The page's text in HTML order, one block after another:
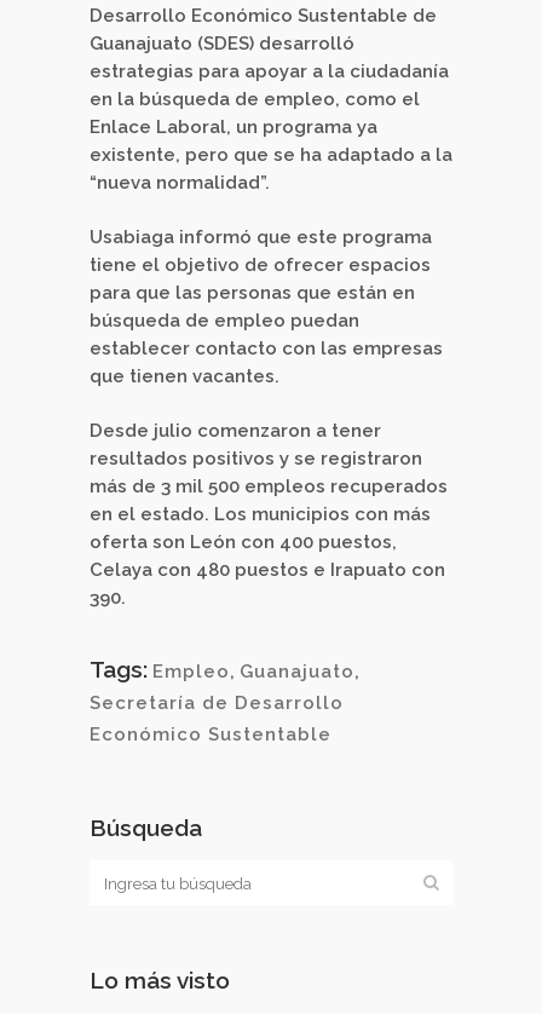
Desarrollo Económico Sustentable de
Guanajuato (SDES) desarrolló
estrategias para apoyar a la ciudadanía
en la búsqueda de empleo, como el
Enlace Laboral, un programa ya
existente, pero que se ha adaptado a la
“nueva normalidad”.
Usabiaga informó que este programa
tiene el objetivo de ofrecer espacios
para que las personas que están en
búsqueda de empleo puedan
establecer contacto con las empresas
que tienen vacantes.
Desde julio comenzaron a tener
resultados positivos y se registraron
más de 3 mil 500 empleos recuperados
en el estado. Los municipios con más
oferta son León con 400 puestos,
Celaya con 480 puestos e Irapuato con
390.
Tags: Empleo, Guanajuato,
Secretaría de Desarrollo
Económico Sustentable
Búsqueda
Lo más visto